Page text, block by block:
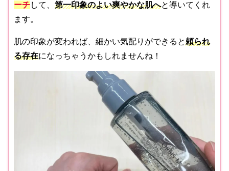
ーチして、 第一印象のよい爽やかな肌へと導いてくれ
ます。
肌の印象が変われば、細かい気配りができると頼られ
る存在になっちゃうかもしれませんね！